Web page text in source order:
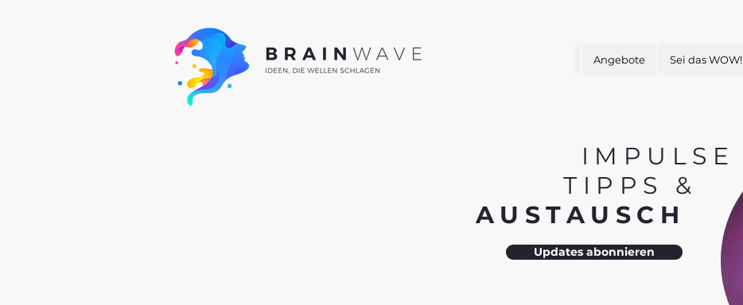
Angebote Sei das WOW!
IMPULSE
TIPPS &
AUSTAUSCH
Updates abonnieren